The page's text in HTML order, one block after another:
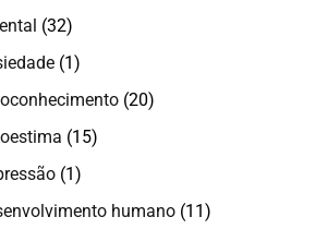
(32)
(1)
(20)
(15)
(1)
humano (11)